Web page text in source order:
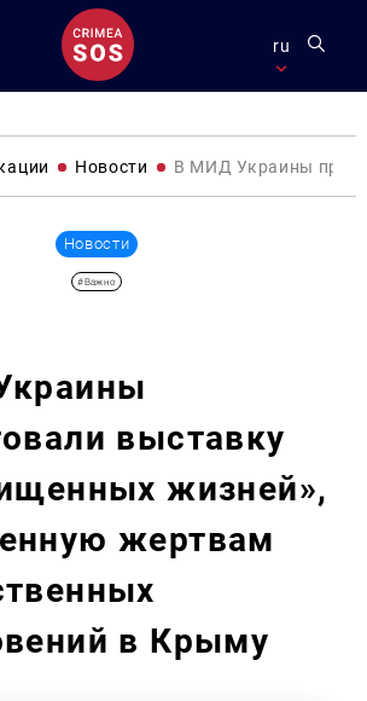
ru
Новости В МИД Украины
Новости
#Важно
выставку
жизней»,
жертвам
в Крыму